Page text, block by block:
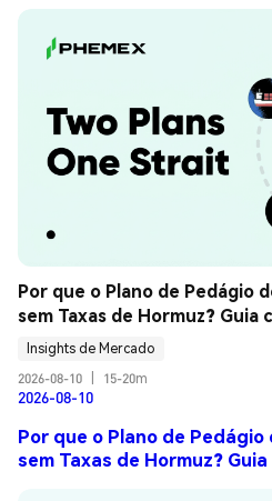
Por que o Plano de Pedágio
sem Taxas de Hormuz? Guia
Insights de Mercado
2026-08-10
15-20m
2026-08-10
Por que o Plano de
sem Taxas de Hormuz?